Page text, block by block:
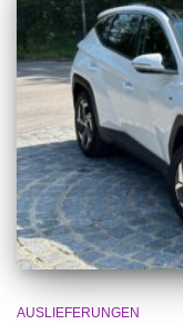
AUSLIEFERUNGEN